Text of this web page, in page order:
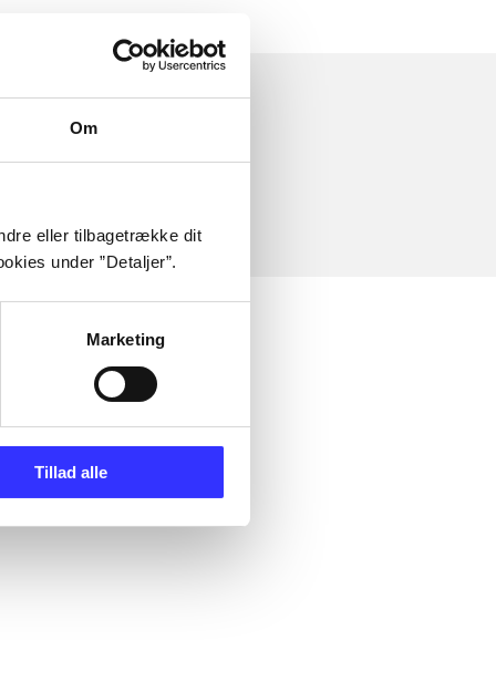
Om
eller tilbagetrække dit
under ”Detaljer”.
Marketing
Tillad alle